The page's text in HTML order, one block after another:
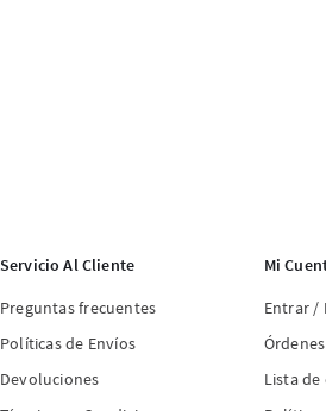
Servicio Al Cliente
Preguntas frecuentes
Políticas de Envíos
Devoluciones
Mi
Entrar /
Órdenes
Lista de